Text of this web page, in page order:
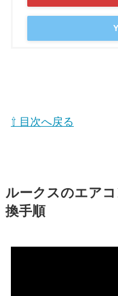
⇧ 目次へ戻る
ルークスのエア
換手順